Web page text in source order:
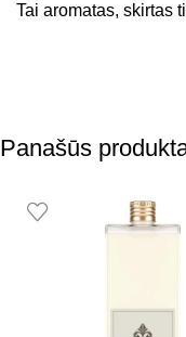
Tai aromatas, skirtas
Panašūs